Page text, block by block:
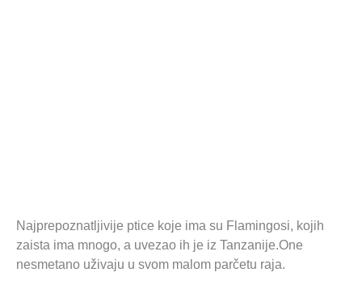
Najprepoznatljivije ptice koje ima su Flamingosi, kojih
zaista ima mnogo, a uvezao ih je iz Tanzanije.One
nesmetano uživaju u svom malom parčetu raja.